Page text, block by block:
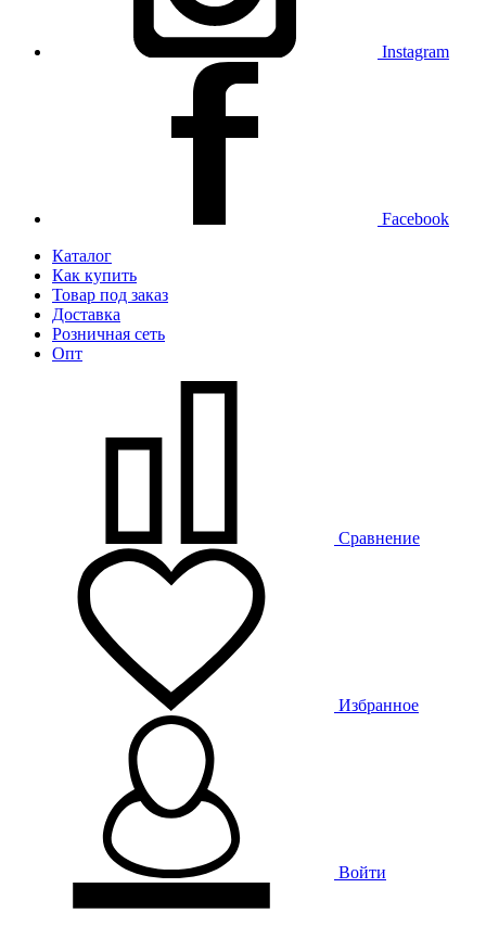
Instagram
Facebook
Каталог
Как купить
Товар под заказ
Доставка
Розничная сеть
Опт
Сравнение
Избранное
Войти